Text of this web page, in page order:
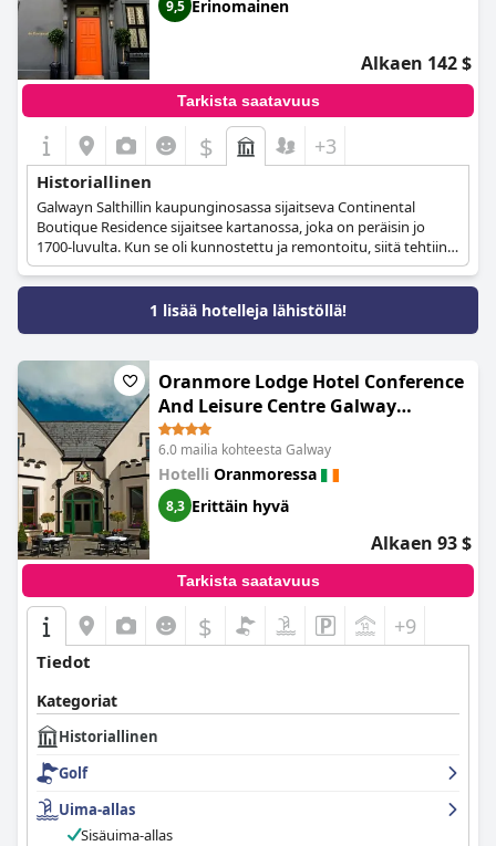
lisää viehätystä toimien sekä perinteisenä irlantilaisena
kodikkaana hostellina että klassisena hotellina. Tämä saumaton
historiallisen tunnelman ja klassisen vieraanvaraisuuden
yhdistelmä tekee siitä erinomaisen valinnan niille, jotka haluavat
uppoutua Galwayn menneisyyteen.
9,5 Erinomainen
Alkaen 142 $
Tarkista saatavuus
$ +3
Historiallinen
Galwayn Salthillin kaupunginosassa sijaitseva Continental
Boutique Residence sijaitsee kartanossa, joka on peräisin jo
1700-luvulta. Kun se oli kunnostettu ja remontoitu, siitä tehtiin
tyylikäs hotelli, joka se on nykyään.
1 lisää hotelleja lähistöllä!
Oranmore Lodge Hotel Conference
And Leisure Centre Galway
(Oranmore Lodge Hotel Galway)
6.0 mailia kohteesta Galway
Hotelli Oranmoressa
8,3 Erittäin hyvä
Alkaen 93 $
Tarkista saatavuus
$ +9
Tiedot
Kategoriat
Historiallinen
Golf
Uima-allas
Sisäuima-allas